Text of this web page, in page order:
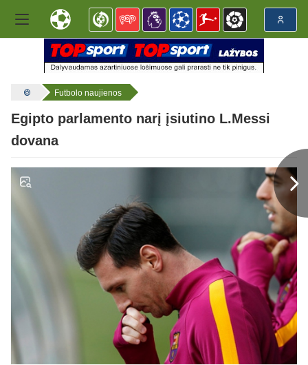
Futbolo naujienos
Egipto parlamento narį įsiutino L.Messi
dovana